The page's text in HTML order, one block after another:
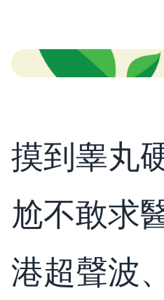
摸到睾丸
尬不敢求
港超聲波